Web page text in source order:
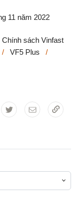
11 năm 2022
Chính sách Vinfast
/ VF5 Plus
/